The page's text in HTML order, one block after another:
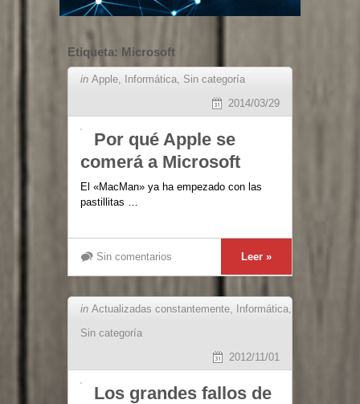
Etiqueta: Microsoft
in Apple, Informática, Sin categoría
2014/03/29
Por qué Apple se
comerá a Microsoft
El «MacMan» ya ha empezado con las
pastillitas …
Sin comentarios Leer »
in Actualizadas constantemente Informática
Sin categoría
2012/11/01
Los grandes fallos de